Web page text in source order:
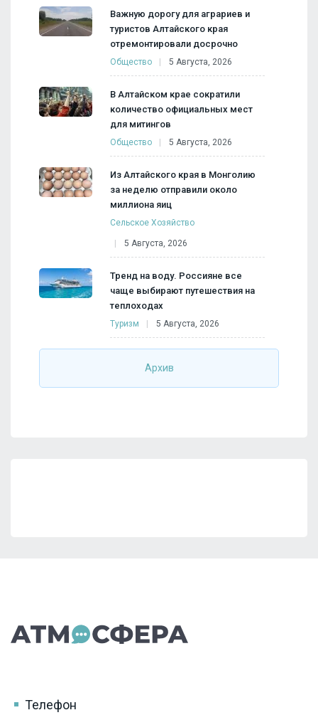
Важную дорогу для аграриев и
туристов Алтайского края
отремонтировали досрочно
Общество 5 Августа, 2026
В Алтайском крае сократили
количество официальных мест
для митингов
Общество 5 Августа, 2026
Из Алтайского края в Монголию
за неделю отправили около
миллиона яиц
Сельское Хозяйство
5 Августа, 2026
Тренд на воду. Россияне все
чаще выбирают путешествия на
теплоходах
Туризм 5 Августа, 2026
Архив
Телефон